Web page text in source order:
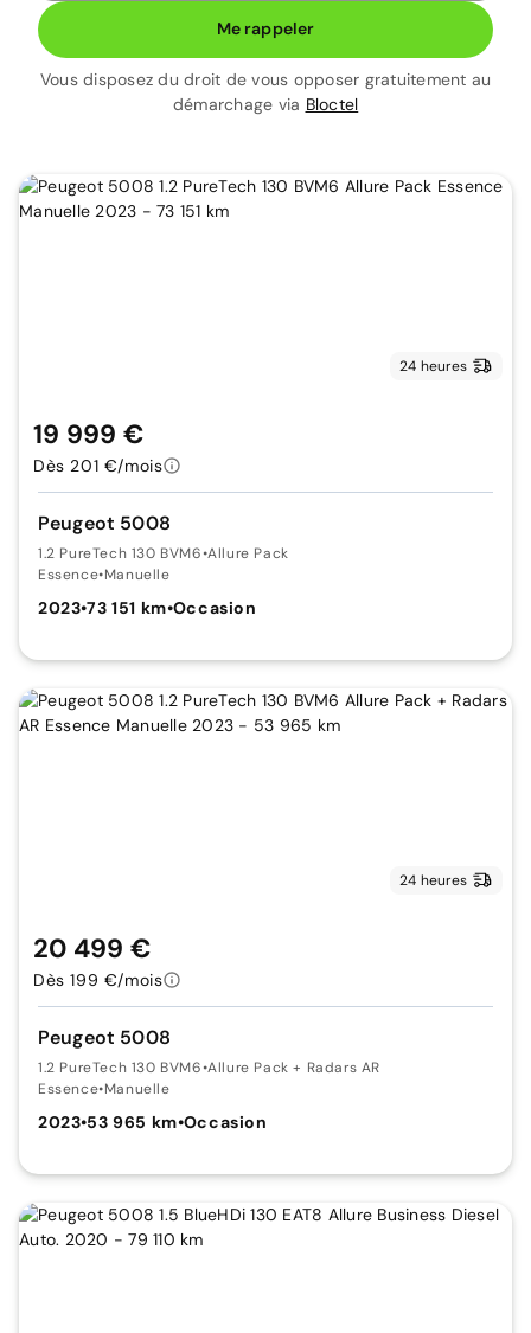
Me rappeler
Vous disposez du droit de vous opposer gratuitement au
démarchage via Bloctel
24 heures
Peugeot 5008
1.2 PureTech 130 BVM6•Allure Pack
Essence•Manuelle
2023•73 151 km•Occasion
19 999 €
Dès 201 €/mois
24 heures
Peugeot 5008
1.2 PureTech 130 BVM6•Allure Pack + Radars AR
Essence•Manuelle
2023•53 965 km•Occasion
20 499 €
Dès 199 €/mois